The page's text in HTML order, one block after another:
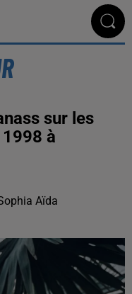
sur les
à
Aïda